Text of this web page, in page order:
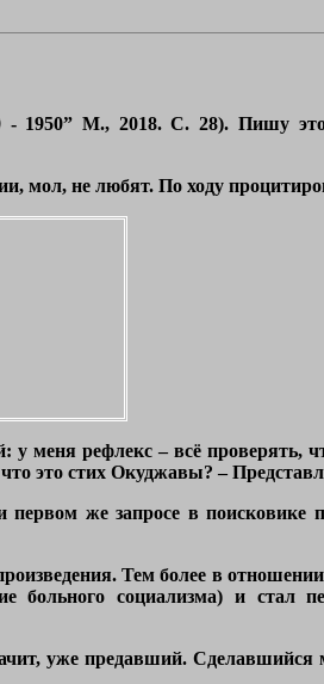
- 1950” М., 2018. С. 28). Пишу
мол, не любят. По ходу
меня рефлекс – всё проверять,
это стих Окуджавы? –
же запросе в поисковике
Тем более в
больного социализма) и стал
уже предавший.